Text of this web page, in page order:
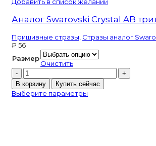
Аналог Swarovski Crystal AB
Пришивные стразы Стразы аналог
₽ 56
Размер
Очистить
Количество
товара
Аналог
Swarovski
В корзину Купить сейчас
Выберите параметры